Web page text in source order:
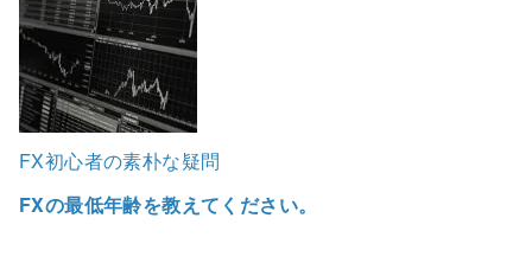
FX初心者の素朴な疑問
FXの最低年齢を教えてください。